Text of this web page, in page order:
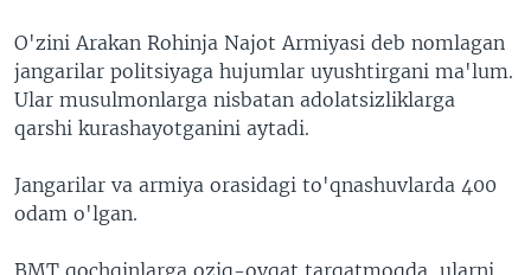
O'zini Arakan Rohinja Najot Armiyasi deb nomlagan
jangarilar politsiyaga hujumlar uyushtirgani ma'lum.
Ular musulmonlarga nisbatan adolatsizliklarga
qarshi kurashayotganini aytadi.
Jangarilar va armiya orasidagi to'qnashuvlarda 400
odam o'lgan.